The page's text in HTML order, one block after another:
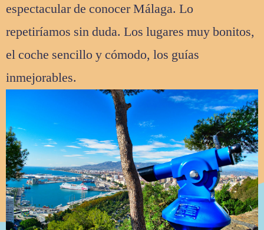
espectacular de conocer Málaga. Lo
repetiríamos sin duda. Los lugares muy bonitos,
el coche sencillo y cómodo, los guías
inmejorables.